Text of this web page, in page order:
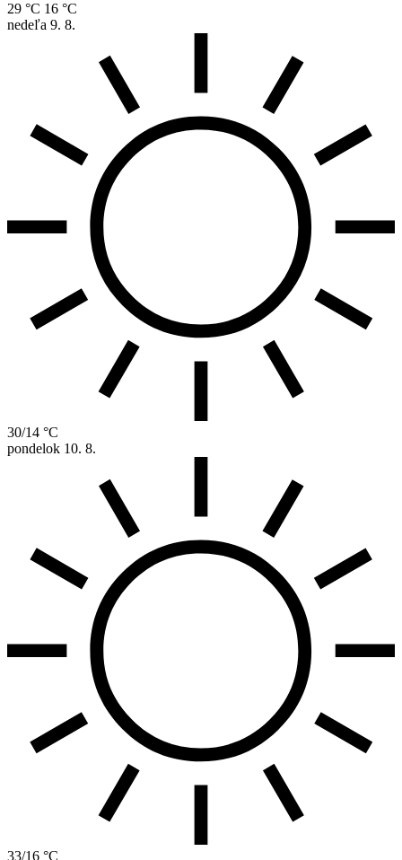
29 °C 16 °C
nedeľa 9. 8.
30/14 °C
pondelok 10. 8.
33/16 °C